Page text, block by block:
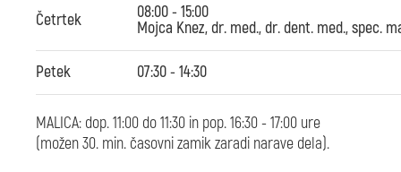
Četrtek 08:00 - 15:00
Mojca Knez, dr. med., dr. dent. med., spec.
Petek 07:30 - 14:30
MALICA: dop. 11:00 do 11:30 in pop. 16:30 - 17:00 ure
(možen 30. min. časovni zamik zaradi narave dela).